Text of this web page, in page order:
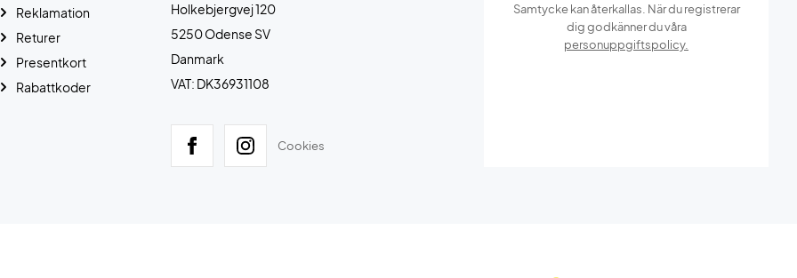
Holkebjergvej 120
5250 Odense SV
Danmark
VAT: DK36931108
Cookies
Reklamation
Returer
Presentkort
Rabattkoder
Samtycke kan återkallas. När du registrerar
dig godkänner du våra
personuppgiftspolicy.